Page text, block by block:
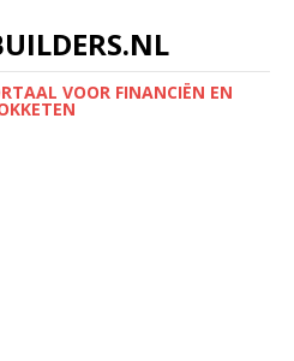
VOOR FINANCIËN EN